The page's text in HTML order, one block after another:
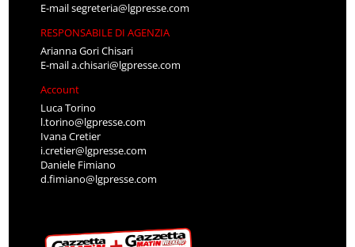
E-mailsegreteria@lgpresse.com
RESPONSABILE DI AGENZIA
Arianna Gori Chisari
E-maila.chisari@lgpresse.com
Account
Luca Torino
l.torino@lgpresse.com
Ivana Cretier
i.cretier@lgpresse.com
Daniele Fimiano
d.fimiano@lgpresse.com